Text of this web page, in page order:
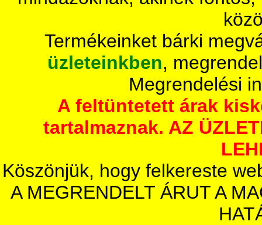
Termékeinket bárki
üzleteinkben,
Megrendelési
A feltüntetett árak
tartalmaznak. AZ
Köszönjük, hogy felkereste
A MEGRENDELT ÁRUT A